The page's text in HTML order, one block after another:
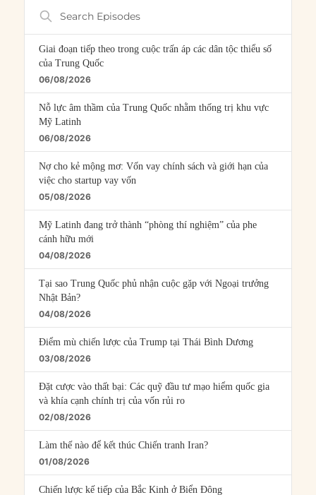
Search
Episodes
Giai đoạn tiếp theo trong cuộc trấn áp các dân tộc thiểu số
của Trung Quốc
06/08/2026
Nỗ lực âm thầm của Trung Quốc nhằm thống trị khu vực
Mỹ Latinh
06/08/2026
Nợ cho kẻ mộng mơ: Vốn vay chính sách và giới hạn của
việc cho startup vay vốn
05/08/2026
Mỹ Latinh đang trở thành “phòng thí nghiệm” của phe
cánh hữu mới
04/08/2026
Tại sao Trung Quốc phủ nhận cuộc gặp với Ngoại trưởng
Nhật Bản?
04/08/2026
Điểm mù chiến lược của Trump tại Thái Bình Dương
03/08/2026
Đặt cược vào thất bại: Các quỹ đầu tư mạo hiểm quốc gia
và khía cạnh chính trị của vốn rủi ro
02/08/2026
Làm thế nào để kết thúc Chiến tranh Iran?
01/08/2026
Chiến lược kế tiếp của Bắc Kinh ở Biển Đông